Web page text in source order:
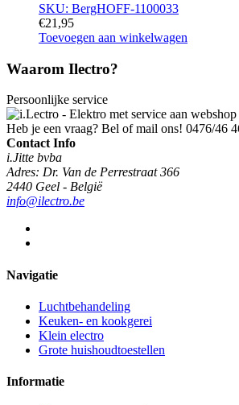
SKU: BergHOFF-1100033
€21,95
Toevoegen aan winkelwagen
Waarom Ilectro?
Persoonlijke service
Heb je een vraag? Bel of mail ons! 0476/46
Contact Info
i.Jitte bvba
Adres: Dr. Van de Perrestraat 366
2440 Geel - België
info@ilectro.be
Navigatie
Luchtbehandeling
Keuken- en kookgerei
Klein electro
Grote huishoudtoestellen
Informatie